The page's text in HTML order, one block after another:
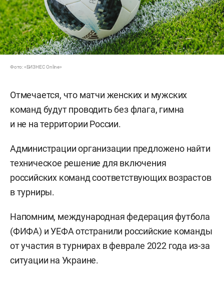
Фото: «БИЗНЕС Online»
Отмечается, что матчи женских и мужских
команд будут проводить без флага, гимна
и не на территории России.
Администрации организации предложено найти
техническое решение для включения
российских команд соответствующих возрастов
в турниры.
Напомним, международная федерация футбола
(ФИФА) и УЕФА отстранили российские команды
от участия в турнирах в феврале 2022 года из-за
ситуации на Украине.